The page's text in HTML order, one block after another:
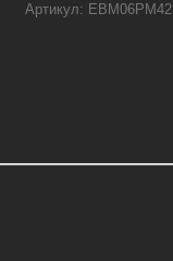
Артикул: EBM06PM42